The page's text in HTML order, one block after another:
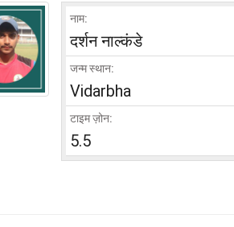
नाम:
दर्शन नाल्कंडे
जन्म स्थान:
Vidarbha
टाइम ज़ोन:
5.5